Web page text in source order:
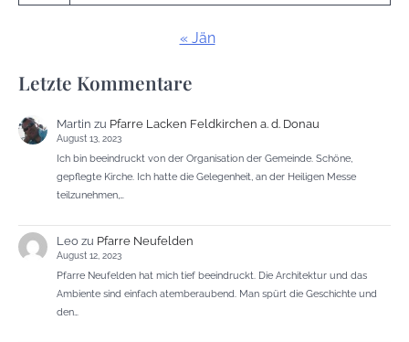
« Jän
Letzte Kommentare
Martin zu Pfarre Lacken Feldkirchen a. d. Donau
August 13, 2023
Ich bin beeindruckt von der Organisation der Gemeinde. Schöne,
gepflegte Kirche. Ich hatte die Gelegenheit, an der Heiligen Messe
teilzunehmen,…
Leozu Pfarre Neufelden
August 12, 2023
Pfarre Neufelden hat mich tief beeindruckt. Die Architektur und das
Ambiente sind einfach atemberaubend. Man spürt die Geschichte und
den…